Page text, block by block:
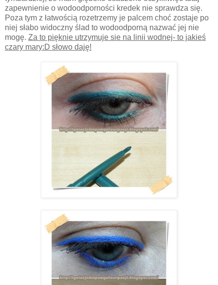
zapewnienie o wodoodporności kredek nie sprawdza się.
Poza tym z łatwością rozetrzemy je palcem choć zostaje po
niej słabo widoczny ślad to wodoodporną nazwać jej nie
mogę. Za to pięknie utrzymuje sie na linii wodnej- to jakieś
czary mary:D słowo daję!